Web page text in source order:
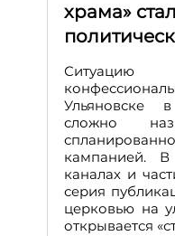
храма»
Ситуацию
Ульяновске
сложно
кампанией. В
каналах и
серия
церковью на
открывается